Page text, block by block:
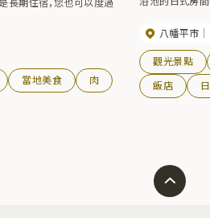
當地美食
肉
八幡平市
觀光景點
飯店